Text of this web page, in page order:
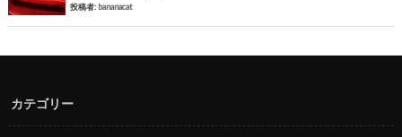
投稿者: bananacat
カテゴリー